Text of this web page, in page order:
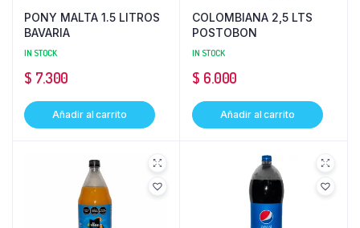
PONY MALTA 1.5 LITROS
BAVARIA
IN STOCK
$ 7.300
Añadir al carrito
COLOMBIANA 2,5 LTS
POSTOBON
IN STOCK
$ 6.000
Añadir al carrito